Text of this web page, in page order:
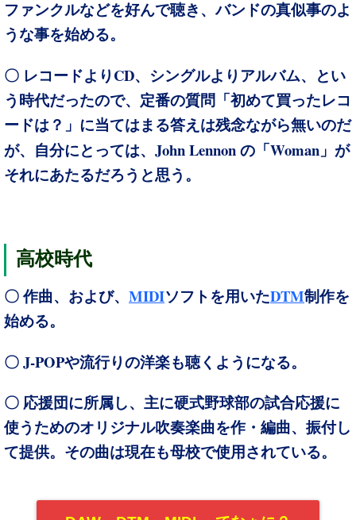
ファンクルなどを好んで聴き、バンドの真似事のよ
うな事を始める。
〇 レコードより CD、シングルよりアルバム、とい
う時代だったので、定番の質問「初めて買ったレコ
ードは？」に当てはまる答えは残念ながら無いのだ
が、自分にとっては、 John Lennon の「Woman 」が
それにあたるだろうと思う。
高校時代
〇 作曲、および、 MIDIソフトを用いたDTM制作を
始める。
〇 J-POPや流行りの洋楽も聴くようになる。
〇 応援団に所属し、主に硬式野球部の試合応援に
使うためのオリジナル吹奏楽曲を作・編曲、振付し
て提供。その曲は現在も母校で使用されている。